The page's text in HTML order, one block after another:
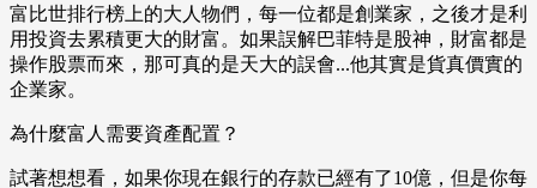
富比世排行榜上的大人物們，每一位都是創業家，之後才是利
用投資去累積更大的財富。如果誤解巴菲特是股神，財富都是
操作股票而來，那可真的是天大的誤會...他其實是貨真價實的
企業家。
為什麼富人需要資產配置？
試著想想看，如果你現在銀行的存款已經有了10億，但是你每